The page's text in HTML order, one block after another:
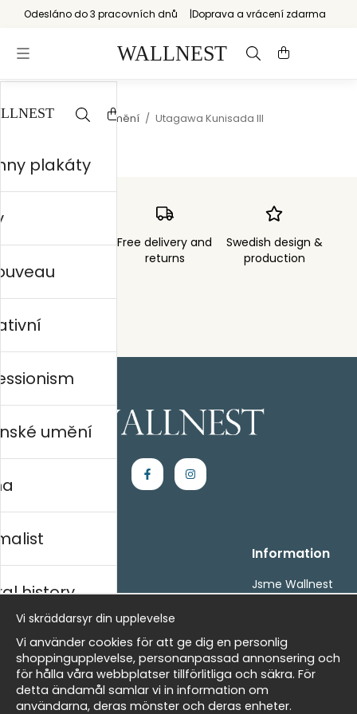
Odesláno do 3 pracovních dnů Doprava a vrácení zdarma
Start / Japonské umění / Utagawa Kunisada III
Order sent within Free delivery and
returns
Swedish design &
production
Kontakta oss
- Returer och återbetalningar
- Leverans - enkelt, snabbt &amp; gratis
Om cookies
Mina favoriter
Information
Jsme Wallnest
Newsletter
plakáty
umění
history
Vi skräddarsyr din upplevelse
Vi använder cookies för att ge dig en personlig
shoppingupplevelse, personanpassad annonsering och
för hålla våra webbplatser tillförlitliga och säkra. För
detta ändamål samlar vi in information om
användarna, deras mönster och deras enheter.